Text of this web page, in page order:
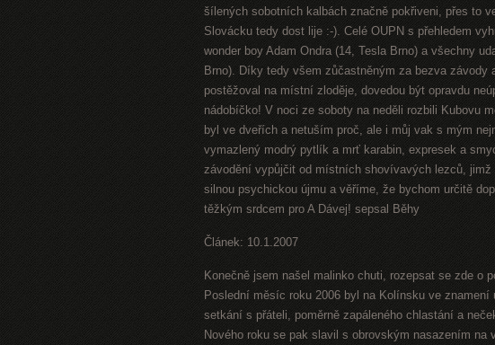
šílených sobotních kalbách značně pokřiveni, přes to
Slovácku tedy dost lije :-). Celé OUPN s přehledem
wonder boy Adam Ondra (14, Tesla Brno) a všechny
Brno). Díky tedy všem zůčastněným za bezva závody
postěžoval na místní zloděje, dovedou být opravdu
nádobíčko! V noci ze soboty na neděli rozbili Kubovu
byl ve dveřích a netuším proč, ale i můj vak s mým
vymazlený modrý pytlík a mrť karabin, expresek a
závodění vypůjčit od místních shovívavých lezců,
silnou psychickou újmu a věříme, že bychom určitě
těžkým srdcem pro A Dávej! sepsal Běhy
Článek: 10.1.2007
Konečně jsem našel malinko chuti, rozepsat se zde
Poslední měsíc roku 2006 byl na Kolínsku ve
setkání s přáteli, poměrně zapáleného chlastání a
Nového roku se pak slavil s obrovským nasazením